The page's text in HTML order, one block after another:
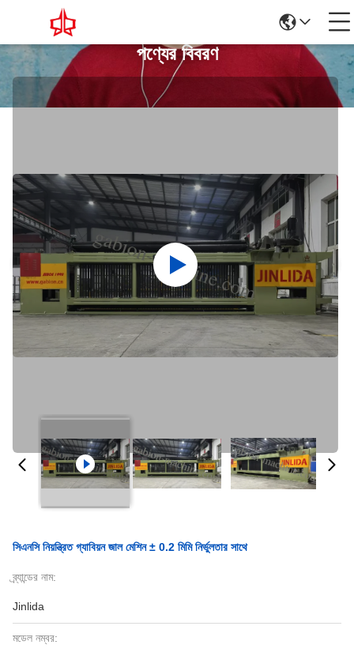
পণ্যের বিবরণ
সিএনসি নিয়ন্ত্রিত গ্যাবিয়ন জাল মেশিন ± 0.2 মিমি নির্ভুলতার সাথে
ব্র্যান্ডের নাম:
Jinlida
মডেল নম্বর: